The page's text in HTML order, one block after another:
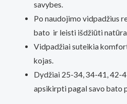
savybes.
Po naudojimo vidpadžius
bato ir leisti išdžiūti
Vidpadžiai suteikia
kojas.
Dydžiai 25-34, 34-41, 42-
apsikirpti pagal savo bato